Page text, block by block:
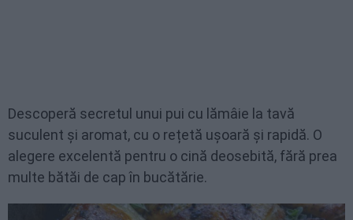
Descoperă secretul unui pui cu lămâie la tavă
suculent și aromat, cu o rețetă ușoară și rapidă. O
alegere excelentă pentru o cină deosebită, fără prea
multe bătăi de cap în bucătărie.